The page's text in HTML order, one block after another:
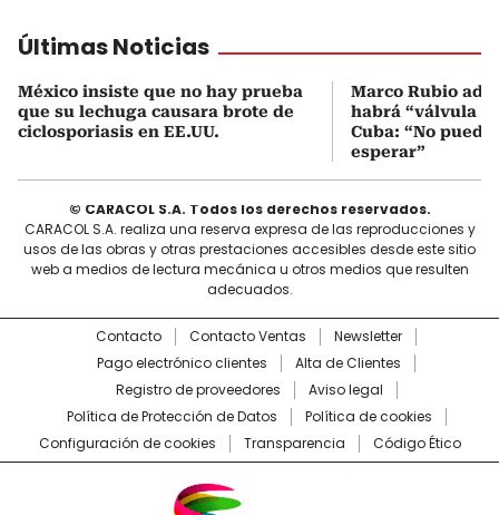
Últimas Noticias
México insiste que no hay prueba
que su lechuga causara brote de
ciclosporiasis en EE.UU.
Marco Rubio
habrá “válvula
Cuba: “No
esperar”
© CARACOL S.A. Todos los derechos reservados.
CARACOL S.A. realiza una reserva expresa de las reproducciones y
usos de las obras y otras prestaciones accesibles desde este sitio
web a medios de lectura mecánica u otros medios que resulten
adecuados.
Contacto Contacto Ventas
Newsletter
Pago electrónico clientes
Alta de Clientes
Registro de proveedores
Aviso legal
Política de Protección de Datos
Política de cookies
Configuración de cookies
Transparencia Código Ético